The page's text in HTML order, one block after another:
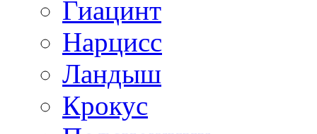
Гиацинт
Нарцисс
Ландыш
Крокус